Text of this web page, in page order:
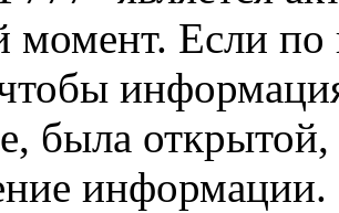
момент. Если
была открытой,
информации.